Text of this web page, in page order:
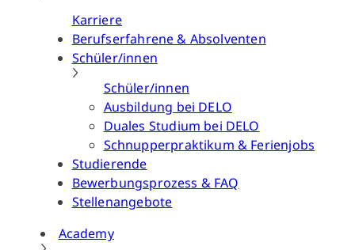
Karriere
Berufserfahrene & Absolventen
Schüler/innen
Schüler/innen
Ausbildung bei DELO
Duales Studium bei DELO
Schnupperpraktikum & Ferienjobs
Studierende
Bewerbungsprozess & FAQ
Stellenangebote
Academy